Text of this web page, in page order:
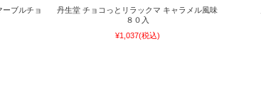
ブルチョ
丹生堂 チョコっとリラックマ キャラメル風味
８０入
¥1,037(税込)